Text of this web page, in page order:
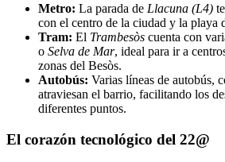
Metro: La parada de Llacuna (L4)
con el centro de la ciudad y la playa
Tram: El Trambesòs cuenta con
o Selva de Mar, ideal para ir a
zonas del Besòs.
Autobús: Varias líneas de autobús,
atraviesan el barrio, facilitando los
diferentes puntos.
El corazón tecnológico del 22@